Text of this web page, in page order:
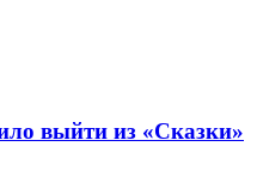
выйти из «Сказки»